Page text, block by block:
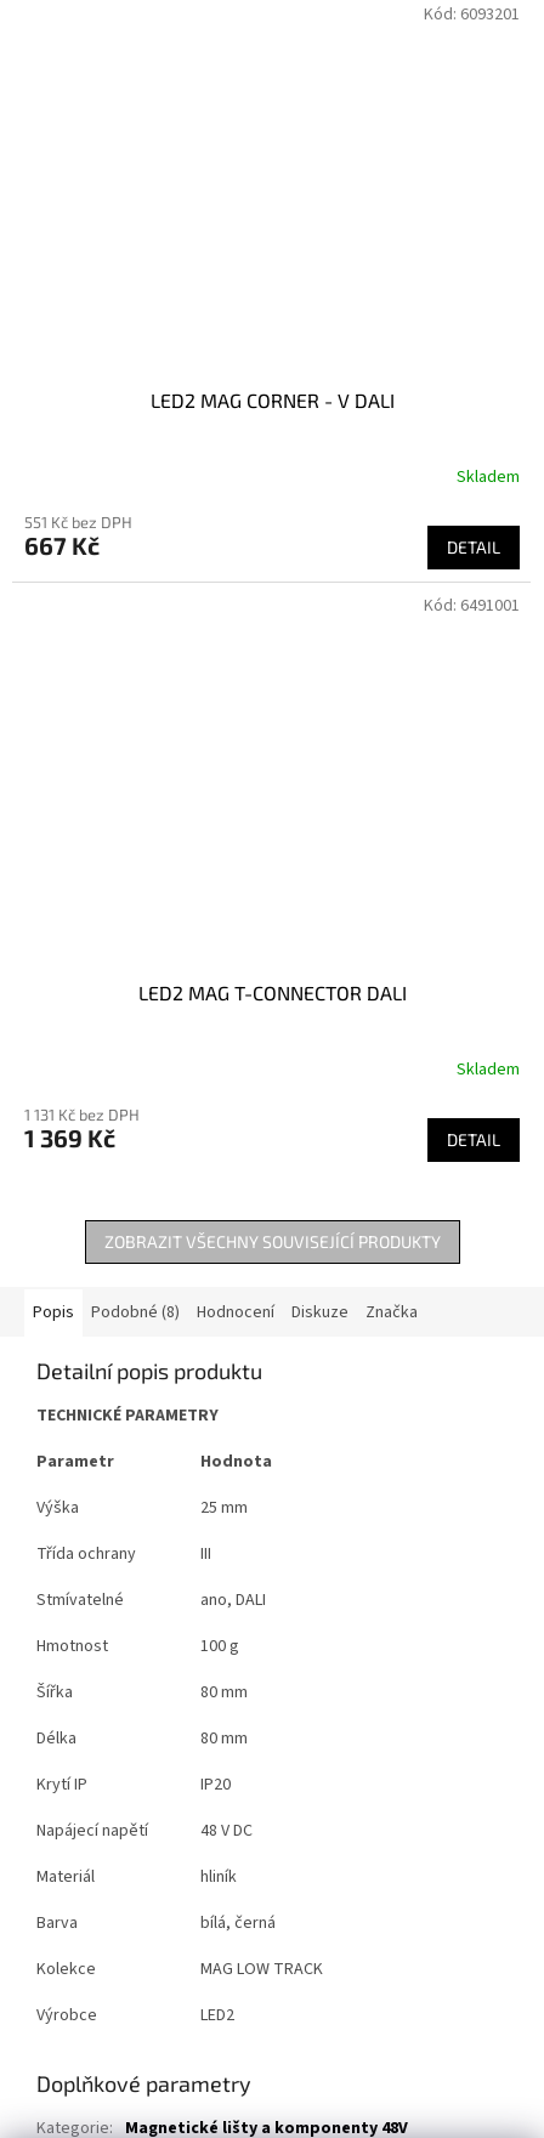
LED2 MAG CORNER - V DALI
Skladem
551 Kč bez DPH
667 Kč DETAIL
Kód: 6093201
LED2 MAG T-CONNECTOR DALI
Skladem
1 131 Kč bez DPH
1 369 Kč DETAIL
Kód: 6491001
ZOBRAZIT VŠECHNY SOUVISEJÍCÍ PRODUKTY
Popis Podobné (8) Hodnocení Diskuze Značka
Detailní popis produktu
TECHNICKÉ PARAMETRY
Parametr
Hodnota
Výška
25 mm
Třída ochrany
III
Stmívatelné
ano, DALI
Hmotnost
100 g
Šířka
80 mm
Délka
80 mm
Krytí IP
IP20
Napájecí napětí
48 V DC
Materiál
hliník
Barva
bílá, černá
Kolekce
MAG LOW TRACK
Výrobce
LED2
Doplňkové parametry
Kategorie: Magnetické lišty a komponenty 48V